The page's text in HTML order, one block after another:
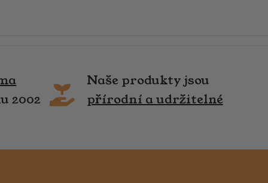
2002
Naše produkty jsou
přírodní a udržitelné